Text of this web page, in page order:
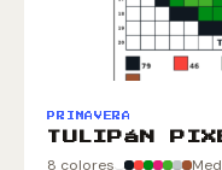
PRIMAVERA
TULIPáN
8 colores